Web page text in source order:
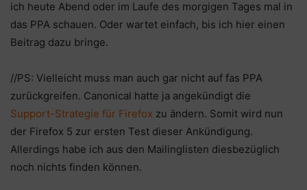
ich heute Abend oder im Laufe des morgigen Tages mal in
das PPA schauen. Oder wartet einfach, bis ich hier einen
Beitrag dazu bringe.
//PS: Vielleicht muss man auch gar nicht auf fas PPA
zurückgreifen. Canonical hatte ja angekündigt die
Support-Strategie für Firefox zu ändern. Somit wird nun
der Firefox 5 zur ersten Test dieser Ankündigung.
Allerdings habe ich aus den Mailinglisten diesbezüglich
noch nichts finden können.